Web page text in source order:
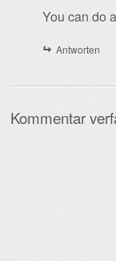
You can do
Antworten
Kommentar